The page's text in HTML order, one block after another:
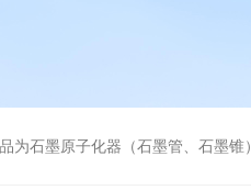
子化器（石墨管、石墨锥）、元素空心阴极灯、氘灯、空心